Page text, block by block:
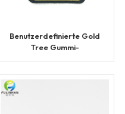
Benutzerdefinierte Gold
Tree Gummi-